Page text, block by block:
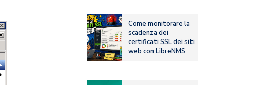
Come monitorare la
scadenza dei
certificati SSL dei siti
web con LibreNMS